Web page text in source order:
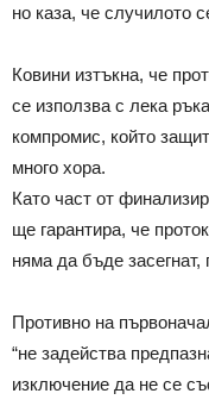
но каза, че случилото
Ковини изтъкна, че
се използва с лека
компромис, който
много хора.
Като част от
ще гарантира, че
няма да бъде
Противно на
“не задейства
изключение да не се